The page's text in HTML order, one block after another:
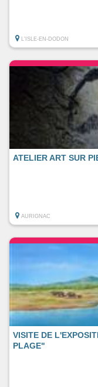
L'ISLE-EN-DODON
ATELIER ART SUR
AURIGNAC
VISITE DE
PLAGE"